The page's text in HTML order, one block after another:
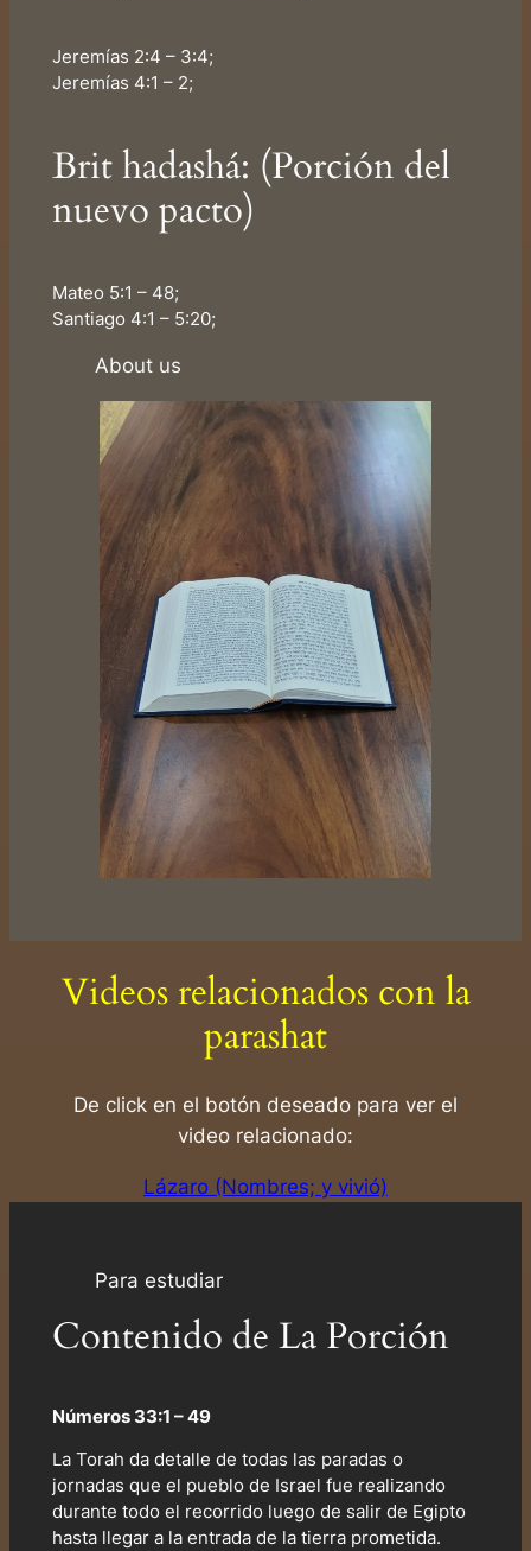
Jeremías 2:4 – 3:4;
Jeremías 4:1 – 2;
Brit hadashá: (Porción del
nuevo pacto)
Mateo 5:1 – 48;
Santiago 4:1 – 5:20;
About us
Videos relacionados con la
parashat
De click en el botón deseado para ver el
video relacionado:
Lázaro (Nombres; y vivió)
Para estudiar
Contenido de La Porción
Números 33:1 – 49
La Torah da detalle de todas las paradas o
jornadas que el pueblo de Israel fue realizando
durante todo el recorrido luego de salir de Egipto
hasta llegar a la entrada de la tierra prometida.